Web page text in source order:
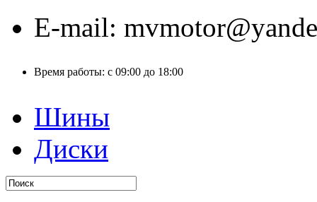
E-mail:
Время работы: с 09:00 до 18:00
Шины
Диски